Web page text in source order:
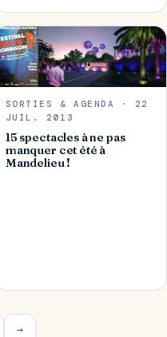
SORTIES & AGENDA · 22
JUIL. 2013
15 spectacles à ne pas
manquer cet été à
Mandelieu !
→